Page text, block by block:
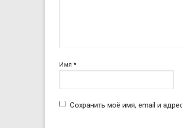
Имя*
Сохранить моё имя, email и